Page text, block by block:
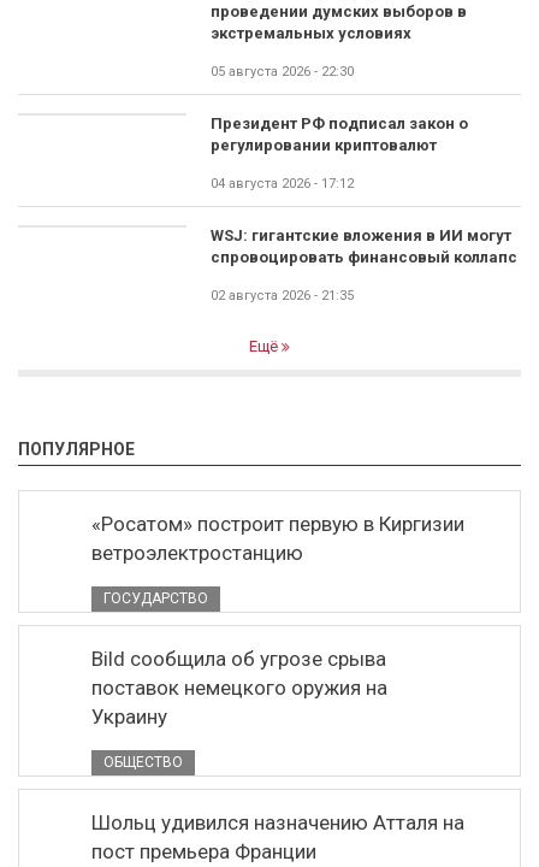
проведении думских выборов в
экстремальных условиях
05 августа 2026 - 22:30
Президент РФ подписал закон о
регулировании криптовалют
04 августа 2026 - 17:12
WSJ: гигантские вложения в ИИ могут
спровоцировать финансовый коллапс
02 августа 2026 - 21:35
Ещё
ПОПУЛЯРНОЕ
«Росатом» построит первую в Киргизии
ветроэлектростанцию
ГОСУДАРСТВО
Bild сообщила об угрозе срыва
поставок немецкого оружия на
Украину
ОБЩЕСТВО
Шольц удивился назначению Атталя на
пост премьера Франции